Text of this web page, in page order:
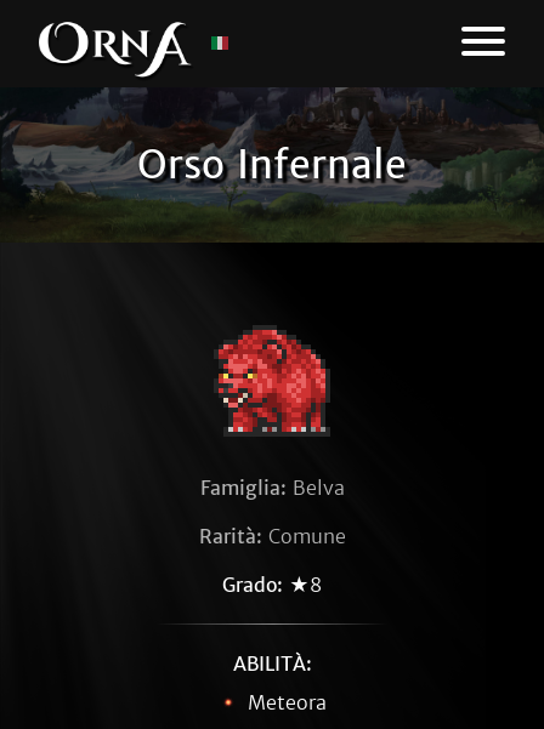
Orso Infernale
Famiglia: Belva
Rarità: Comune
Grado: ★8
ABILITÀ:
Meteora